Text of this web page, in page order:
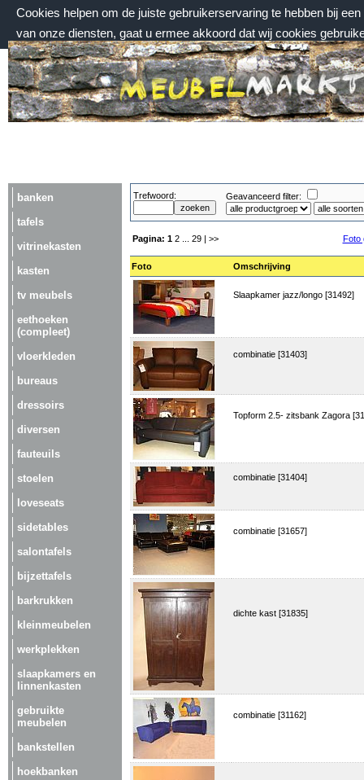
Cookies helpen om de juiste gebruikerservaring te hebben bij
van onze diensten, gaat u ermee akkoord dat wij cookies
donderdag 6 augustus 2026, 20:05 uur
Welkom bij Meubelmarktplein.nl
banken
tafels
vitrinekasten
kasten
tv meubels
eethoeken
(compleet)
vloerkleden
bureaus
dressoirs
diversen
fauteuils
stoelen
loveseats
sidetables
salontafels
bijzettafels
barkrukken
kleinmeubelen
werkplekken
slaapkamers en
linnenkasten
gebruikte
meubelen
bankstellen
hoekbanken
Trefwoord: Geavanceerd filter:
Pagina: 1 2 29 | >> Foto
Foto Omschrijving
Slaapkamer jazz/longo [31492]
combinatie [31403]
Topform 2.5- zitsbank Zagora
combinatie [31404]
combinatie [31657]
dichte kast [31835]
combinatie [31162]